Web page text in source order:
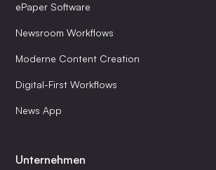
ePaper Software
Newsroom Workflows
Moderne Content Creation
Digital-First Workflows
News App
Unternehmen